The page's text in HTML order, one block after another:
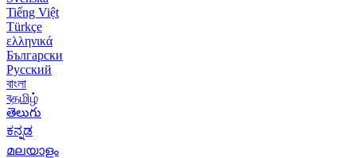
Tiếng Việt
Türkçe
ελληνικά
Български
Русский
বাংলা
বதமிழ்
తెలుగు
ಕನ್ನಡ
മലയാളം